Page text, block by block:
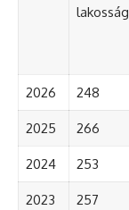
lakosság
2026 248
2025 266
2024 253
2023 257